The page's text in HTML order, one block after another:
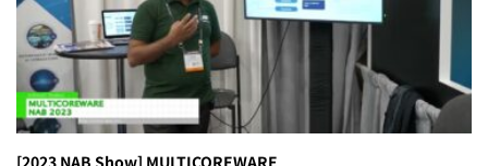
[2023 NAB Show] MULTICOREWARE